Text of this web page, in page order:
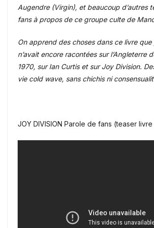
Augendre (Virgin), et beaucoup d’autres
fans à propos de ce groupe culte de
On apprend des choses dans ce livre que
n’avait encore racontées sur l’Angleterre
1970, sur Ian Curtis et sur Joy Division.
vie cold wave, sans chichis ni
JOY DIVISION Parole de fans (teaser livre